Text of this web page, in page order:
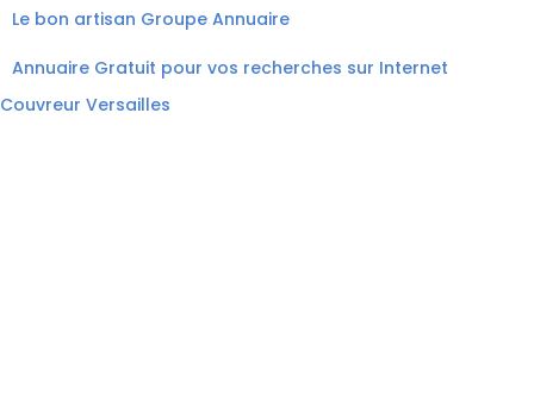
Le bon artisan Groupe Annuaire
Annuaire Gratuit pour vos recherches sur Internet
Couvreur Versailles